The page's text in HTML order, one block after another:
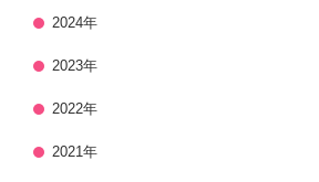
2024年
2023年
2022年
2021年